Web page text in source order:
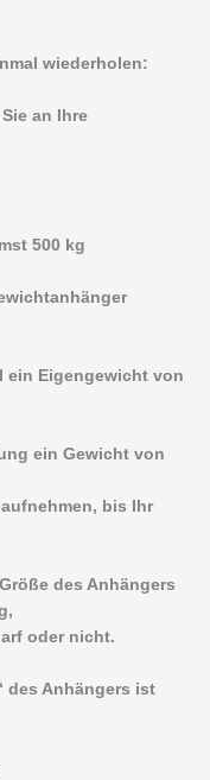
wiederholen:
an Ihre
500 kg
ein Eigengewicht von
ein Gewicht von
bis Ihr
des Anhängers
oder nicht.
des Anhängers ist